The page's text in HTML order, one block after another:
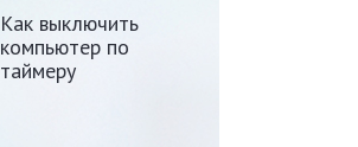
Как выключить
компьютер по
таймеру